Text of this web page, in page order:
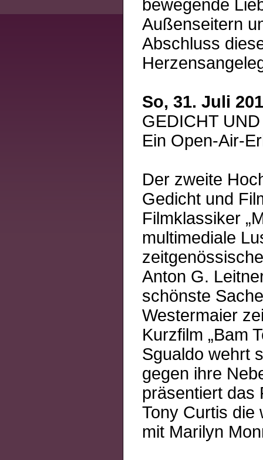
bewegende
Außenseitern
Abschluss
So, 31. Juli
GEDICHT
Ein Open-Air-
Der zweite
Gedicht und
Filmklassiker
multimediale
Anton G.
schönste
Westermaier
Kurzfilm „Bam
Sgualdo wehrt
gegen ihre
präsentiert das
Tony Curtis die
mit Marilyn